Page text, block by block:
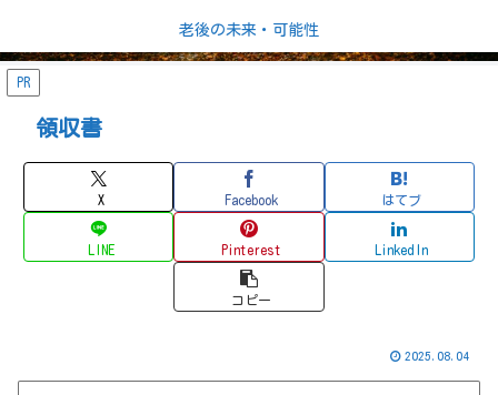
老後の未来・可能性
PR
領収書
X Facebook はてブ
LINE Pinterest LinkedIn
コピー
2025.08.04